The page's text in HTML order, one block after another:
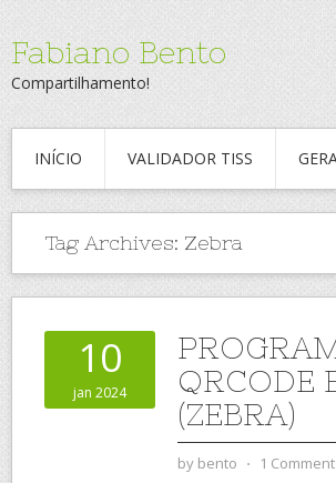
Fabiano Bento
Compartilhamento!
INÍCIO VALIDADOR TISS
Tag Archives: Zebra
10
jan 2024
QRCODE
(ZEBRA)
by bento ⋅ 1 Comment